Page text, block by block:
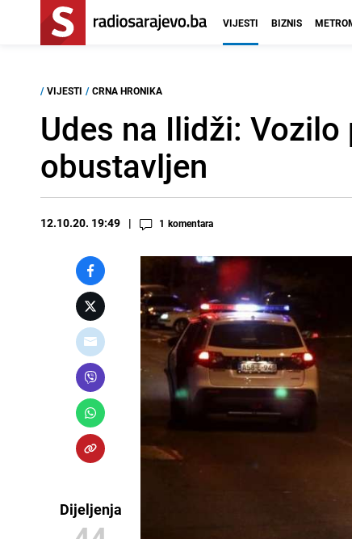
VIJESTI BIZNIS
/ VIJESTI / CRNA HRONIKA
Udes na Ilidži:
obustavljen
12.10.20. 19:49 1 komentara
Dijeljenja